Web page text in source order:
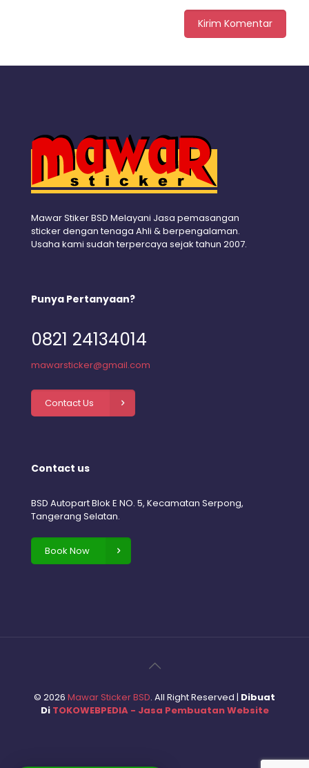
Mawar Stiker BSD Melayani Jasa pemasangan
sticker dengan tenaga Ahli & berpengalaman.
Usaha kami sudah terpercaya sejak tahun 2007.
Punya Pertanyaan?
0821 24134014
mawarsticker@gmail.com
Contact Us
Contact us
BSD Autopart Blok E NO. 5, Kecamatan Serpong,
Tangerang Selatan.
Book Now
© 2026 Mawar Sticker BSD. All Right Reserved | Dibuat
Di TOKOWEBPEDIA - Jasa Pembuatan Website